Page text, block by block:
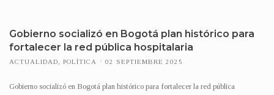
Gobierno socializó en Bogotá plan histórico para
fortalecer la red pública hospitalaria
ACTUALIDAD POLÍTICA 02 SEPTIEMBRE 2025
Gobierno socializó en Bogotá plan histórico para fortalecer la red pública